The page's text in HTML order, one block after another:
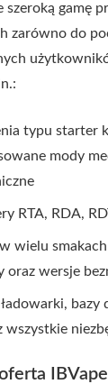
szeroką gamę
zarówno do
typu starter
mody
RTA, RDA,
wielu
oraz wersje
ładowarki,
wszystkie